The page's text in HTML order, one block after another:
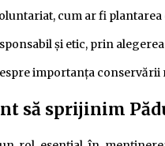
cum ar fi
și etic, prin
importanța conservării
să sprijinim